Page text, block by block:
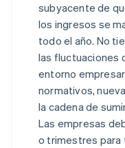
subyacente de
los ingresos se
todo el año. No
las fluctuaciones
entorno
normativos,
la cadena de
Las empresas
o trimestres para